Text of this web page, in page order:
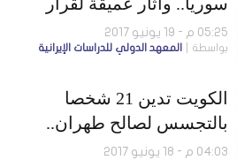
“الشيوخ” على اقتصاد إيران
05:25 م - 19 يونيو 2017
بواسطة المعهد الدولي للدراسات الإيرانية
الكويت تدين 21 شخصا
بالتجسس لصالح طهران..
وممر نقل بين إيران
04:03 م - 18 يونيو 2017